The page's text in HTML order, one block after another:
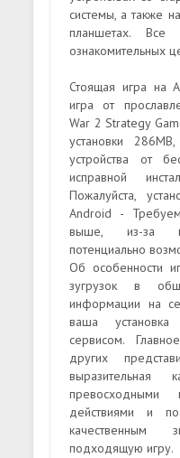
системы, а также
планшетах. Все
ознакомительных
Стоящая игра на
игра от
War 2 Strategy
установки
устройства от
исправной
Пожалуйста,
Android -
выше, из-за
потенциально
Об особенности
зугрузок в
информации на
ваша
сервисом.
других
действиями и
подходящую игру.